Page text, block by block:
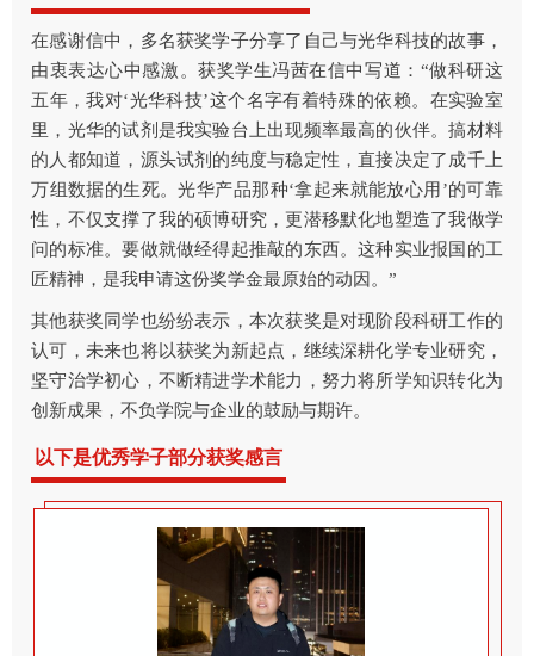
在感谢信中，多名获奖学子分享了自己与光华科技的故事，
由衷表达心中感激。获奖学生冯茜在信中写道：“做科研这
五年，我对‘光华科技’这个名字有着特殊的依赖。在实验室
里，光华的试剂是我实验台上出现频率最高的伙伴。搞材料
的人都知道，源头试剂的纯度与稳定性，直接决定了成千上
万组数据的生死。光华产品那种‘拿起来就能放心用’的可靠
性，不仅支撑了我的硕博研究，更潜移默化地塑造了我做学
问的标准。要做就做经得起推敲的东西。这种实业报国的工
匠精神，是我申请这份奖学金最原始的动因。”
其他获奖同学也纷纷表示，本次获奖是对现阶段科研工作的
认可，未来也将以获奖为新起点，继续深耕化学专业研究，
坚守治学初心，不断精进学术能力，努力将所学知识转化为
创新成果，不负学院与企业的鼓励与期许。
以下是优秀学子部分获奖感言